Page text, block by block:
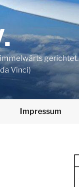
gerichtet.
Vinci)
Impressum